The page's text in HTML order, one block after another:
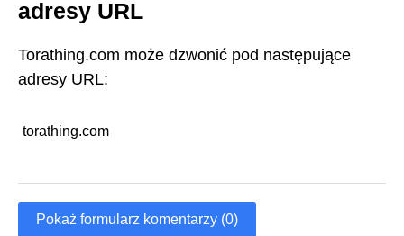
adresy URL
Torathing.com może dzwonić pod następujące
adresy URL:
torathing.com
Pokaż formularz komentarzy (0)